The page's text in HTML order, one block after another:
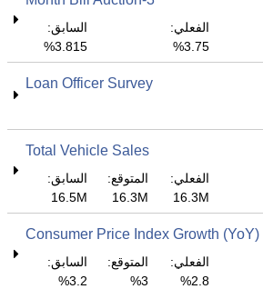
الفعلي:
3.75%
السابق:
3.815%
Loan Officer Survey
Total Vehicle Sales
الفعلي:
16.3M
المتوقع:
16.3M
السابق:
16.5M
Consumer Price Index Growth (YoY)
الفعلي:
2.8%
المتوقع:
3%
السابق:
3.2%